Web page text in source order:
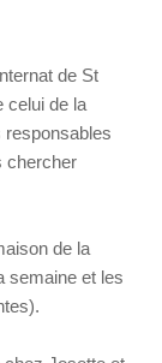
de St
celui de la
responsables
chercher
de la
semaine et les